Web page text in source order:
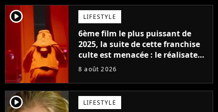
player2 LIFESTYLE
6ème film le plus puissant de
2025, la suite de cette franchise
culte est menacée : le réalisateur
claque la porte pour "différends
8 août 2026
player2 LIFESTYLE